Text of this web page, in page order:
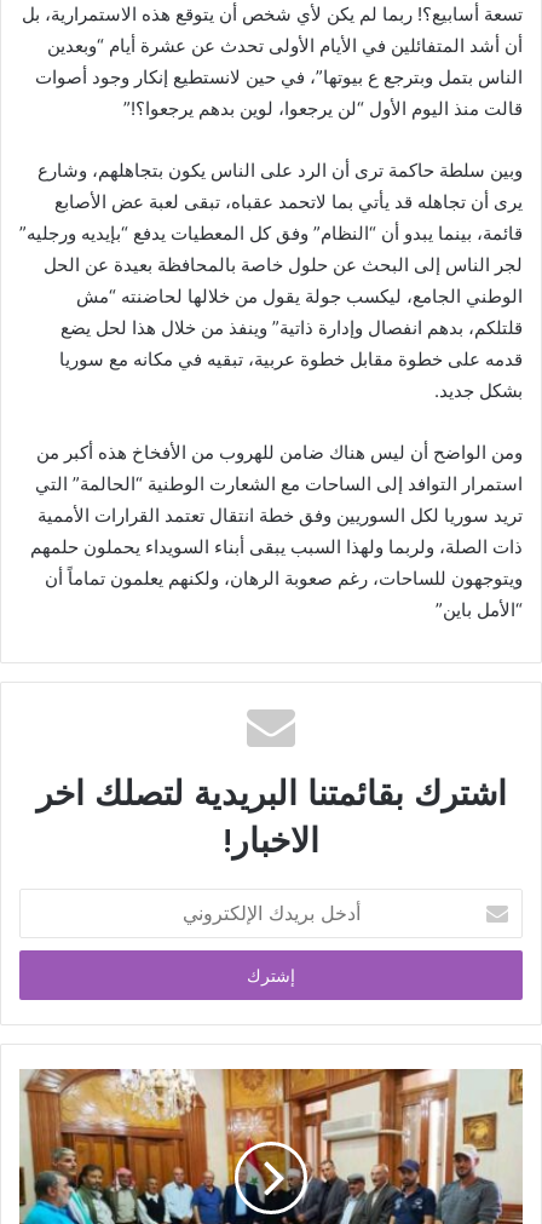
تسعة أسابيع؟! ربما لم يكن لأي شخص أن يتوقع هذه الاستمرارية، بل
أن أشد المتفائلين في الأيام الأولى تحدث عن عشرة أيام “وبعدين
الناس بتمل وبترجع ع بيوتها”، في حين لانستطيع إنكار وجود أصوات
قالت منذ اليوم الأول “لن يرجعوا، لوين بدهم يرجعوا؟!”
وبين سلطة حاكمة ترى أن الرد على الناس يكون بتجاهلهم، وشارع
يرى أن تجاهله قد يأتي بما لاتحمد عقباه، تبقى لعبة عض الأصابع
قائمة، بينما يبدو أن “النظام” وفق كل المعطيات يدفع “بإيديه ورجليه”
لجر الناس إلى البحث عن حلول خاصة بالمحافظة بعيدة عن الحل
الوطني الجامع، ليكسب جولة يقول من خلالها لحاضنته “مش
قلتلكم، بدهم انفصال وإدارة ذاتية” وينفذ من خلال هذا لحل يضع
قدمه على خطوة مقابل خطوة عربية، تبقيه في مكانه مع سوريا
بشكل جديد.
ومن الواضح أن ليس هناك ضامن للهروب من الأفخاخ هذه أكبر من
استمرار التوافد إلى الساحات مع الشعارت الوطنية “الحالمة” التي
تريد سوريا لكل السوريين وفق خطة انتقال تعتمد القرارات الأممية
ذات الصلة، ولربما ولهذا السبب يبقى أبناء السويداء يحملون حلمهم
ويتوجهون للساحات، رغم صعوبة الرهان، ولكنهم يعلمون تماماً أن
“الأمل باين”
اشترك بقائمتنا البريدية لتصلك اخر
الاخبار!